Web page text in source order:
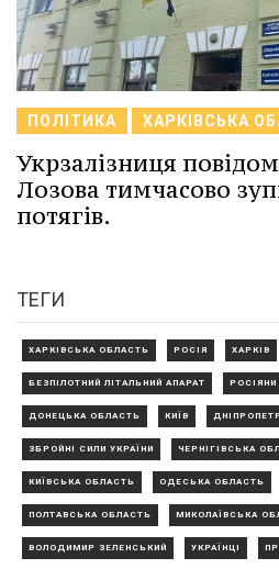
ПОЛІТИКА ХАРКІВСЬКА
Укрзалізниця
Лозова тимчасово
потягів.
ТЕГИ
ХАРКІВСЬКА ОБЛАСТЬ РОСІЯ ХАРКІВ
БЕЗПІЛОТНИЙ ЛІТАЛЬНИЙ АПАРАТ РОСІЯНИ
ДОНЕЦЬКА ОБЛАСТЬ КИЇВ
ЗБРОЙНІ СИЛИ УКРАЇНИ ЧЕРНІГІВСЬКА
КИЇВСЬКА ОБЛАСТЬ ОДЕСЬКА ОБЛАСТЬ
ПОЛТАВСЬКА ОБЛАСТЬ МИКОЛАЇВСЬКА
ВОЛОДИМИР ЗЕЛЕНСЬКИЙ УКРАЇНЦІ